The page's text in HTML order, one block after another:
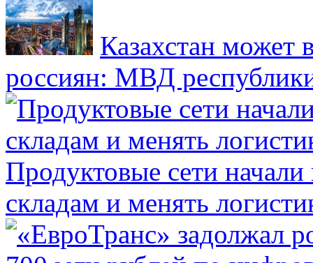
Казахстан может
россиян: МВД
Продуктовые сети начали
складам и менять